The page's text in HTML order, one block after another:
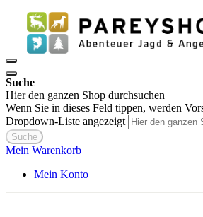
Suche
Hier den ganzen Shop durchsuchen
Wenn Sie in dieses Feld tippen, werden
Dropdown-Liste angezeigt
Suche
Mein Warenkorb
Mein Konto